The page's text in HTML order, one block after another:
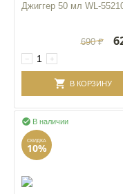
Джиггер 50 мл
+
−
690 ₽
В КОРЗИНУ
В наличии

СКИДКА
10%